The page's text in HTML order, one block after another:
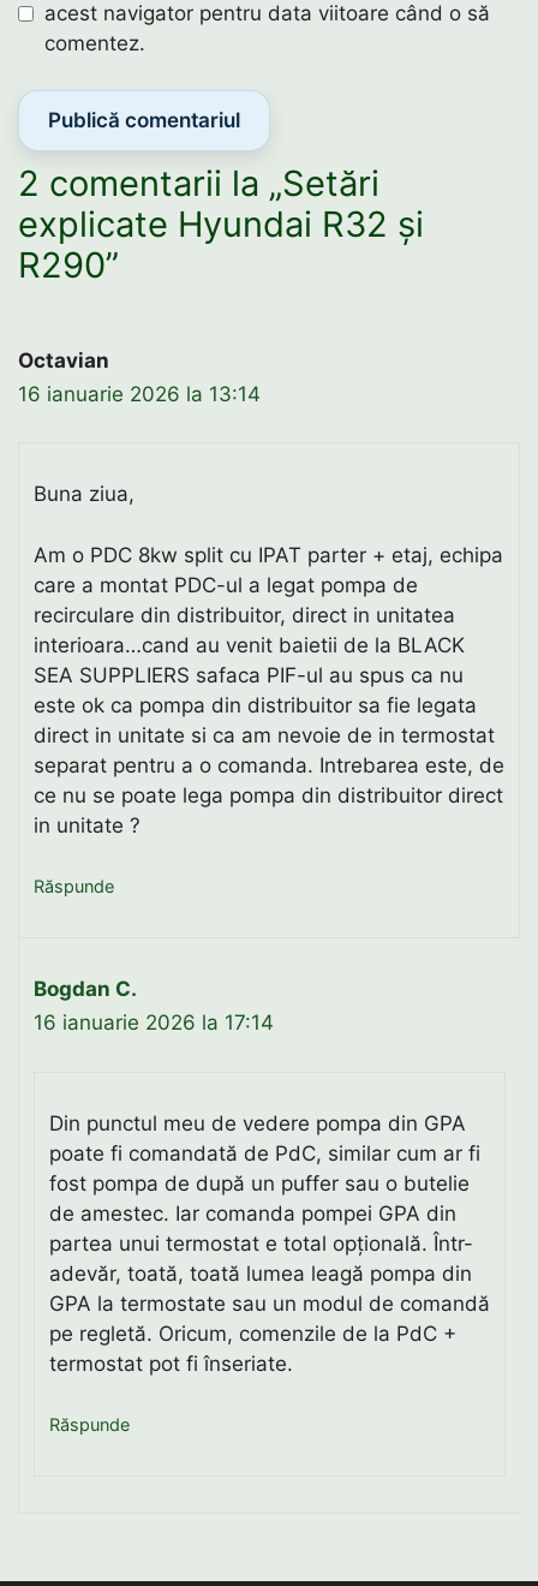
acest navigator pentru data viitoare când o să
comentez.
2 comentarii la „Setări
explicate Hyundai R32 și
R290”
Octavian
16 ianuarie 2026 la 13:14
Buna ziua,
Am o PDC 8kw split cu IPAT parter + etaj, echipa
care a montat PDC-ul a legat pompa de
recirculare din distribuitor, direct in unitatea
interioara…cand au venit baietii de la BLACK
SEA SUPPLIERS safaca PIF-ul au spus ca nu
este ok ca pompa din distribuitor sa fie legata
direct in unitate si ca am nevoie de in termostat
separat pentru a o comanda. Intrebarea este, de
ce nu se poate lega pompa din distribuitor direct
in unitate ?
Răspunde
Bogdan C.
16 ianuarie 2026 la 17:14
Din punctul meu de vedere pompa din GPA
poate fi comandată de PdC, similar cum ar fi
fost pompa de după un puffer sau o butelie
de amestec. Iar comanda pompei GPA din
partea unui termostat e total opțională. Într-
adevăr, toată, toată lumea leagă pompa din
GPA la termostate sau un modul de comandă
pe regletă. Oricum, comenzile de la PdC +
termostat pot fi înseriate.
Răspunde